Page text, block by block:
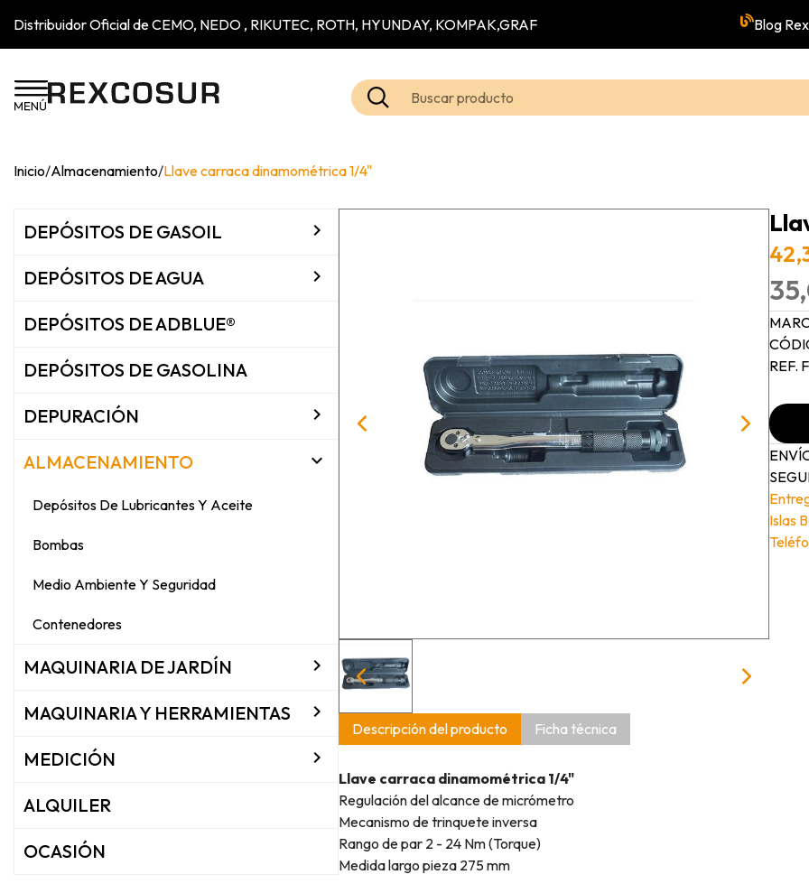
Distribuidor Oficial de CEMO, NEDO , RIKUTEC, ROTH, HYUNDAY, KOMPAK,GRAF Blog
Inicio/Almacenamiento/Llave carraca dinamométrica 1/4"
DEPÓSITOS DE GASOIL 
DEPÓSITOS DE AGUA 
DEPÓSITOS DE ADBLUE®
DEPÓSITOS DE GASOLINA
DEPURACIÓN 
ALMACENAMIENTO 
Depósitos De Lubricantes Y Aceite
Bombas
Medio Ambiente Y Seguridad
Contenedores
MAQUINARIA DE JARDÍN 
MAQUINARIA Y HERRAMIENTAS 
MEDICIÓN 
ALQUILER
OCASIÓN
REF.
Islas
Descripción del producto Ficha técnica
Llave carraca dinamométrica 1/4"
Regulación del alcance de micrómetro
Mecanismo de trinquete inversa
Rango de par 2 - 24 Nm (Torque)
Medida largo pieza 275 mm